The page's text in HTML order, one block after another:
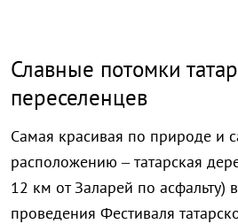
Славные потомки
переселенцев
Самая красивая по природе и
расположению – татарская
12 км от Заларей по асфальту)
проведения Фестиваля